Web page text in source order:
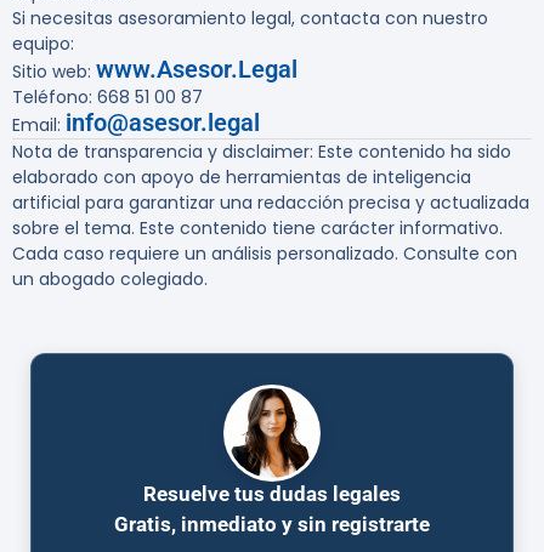
Si necesitas asesoramiento legal, contacta con nuestro
equipo:
Sitio web: www.Asesor.Legal
Teléfono: 668 51 00 87
Email: info@asesor.legal
Nota de transparencia y disclaimer: Este contenido ha sido
elaborado con apoyo de herramientas de inteligencia
artificial para garantizar una redacción precisa y actualizada
sobre el tema. Este contenido tiene carácter informativo.
Cada caso requiere un análisis personalizado. Consulte con
un abogado colegiado.
Resuelve tus dudas legales
Gratis, inmediato y sin registrarte